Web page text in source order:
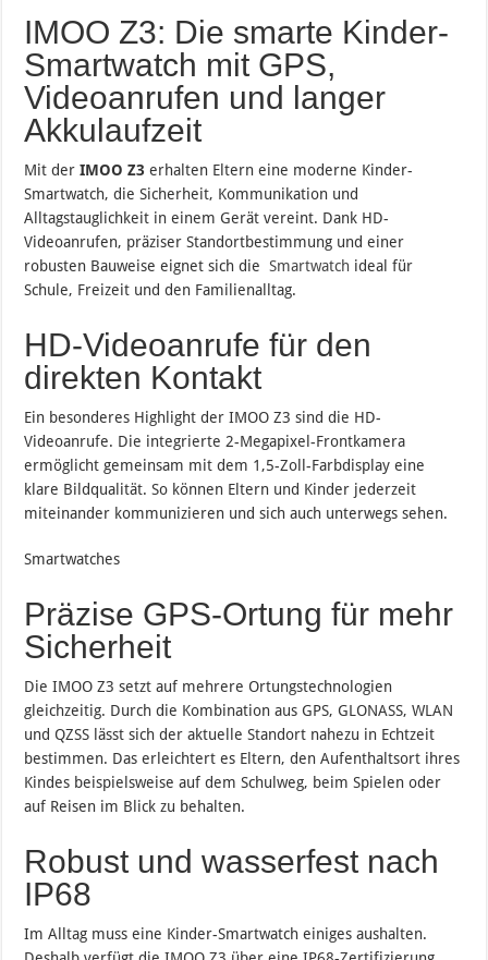
IMOO Z3: Die smarte Kinder-
Smartwatch mit GPS,
Videoanrufen und langer
Akkulaufzeit
Mit derIMOO Z3 erhalten Eltern eine moderne Kinder-
Smartwatch, die Sicherheit, Kommunikation und
Alltagstauglichkeit in einem Gerät vereint. Dank HD-
Videoanrufen, präziser Standortbestimmung und einer
robusten Bauweise eignet sich die Smartwatch ideal für
Schule, Freizeit und den Familienalltag.
HD-Videoanrufe für den
direkten Kontakt
Ein besonderes Highlight der IMOO Z3 sind die HD-
Videoanrufe. Die integrierte 2-Megapixel-Frontkamera
ermöglicht gemeinsam mit dem 1,5-Zoll-Farbdisplay eine
klare Bildqualität. So können Eltern und Kinder jederzeit
miteinander kommunizieren und sich auch unterwegs sehen.
Smartwatches
Präzise GPS-Ortung für mehr
Sicherheit
Die IMOO Z3 setzt auf mehrere Ortungstechnologien
gleichzeitig. Durch die Kombination aus GPS, GLONASS, WLAN
und QZSS lässt sich der aktuelle Standort nahezu in Echtzeit
bestimmen. Das erleichtert es Eltern, den Aufenthaltsort ihres
Kindes beispielsweise auf dem Schulweg, beim Spielen oder
auf Reisen im Blick zu behalten.
Robust und wasserfest nach
IP68
Im Alltag muss eine Kinder-Smartwatch einiges aushalten.